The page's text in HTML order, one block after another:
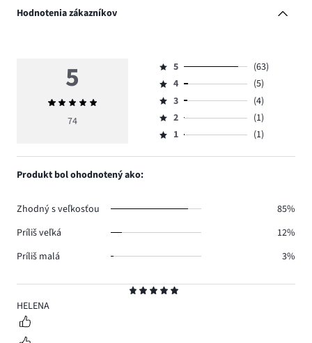
Hodnotenia zákazníkov
5
HELENA
5
Priemerné
hodnotenie
74
Hodnotenie
5,
počet
hlasov
63.
5
(63)
Hodnotenie
4,
počet
hlasov
4
(5)
Hodnotenie
3,
počet
3
(4)
Hodnotenie
2,
2
(1)
Hodnotenie
1,
1 (1)
Produkt bol ohodnotený ako:
Zhodný s veľkosťou
85%
Príliš veľká
12%
Príliš malá
3%